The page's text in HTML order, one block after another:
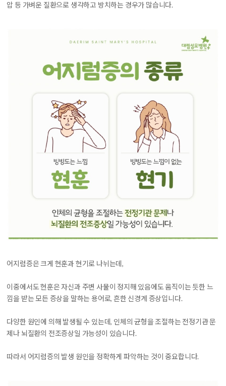
압 등 가벼운 질환으로 생각하고 방치하는 경우가 많습니다.
어지럼증은 크게 현훈과 현기로 나뉘는데,
이중에서도현훈은 자신과 주변 사물이 정지해 있음에도 움직이는 듯한 느
낌을 받는 모든 증상을 말하는 용어로, 흔한 신경계 증상입니다.
다양한 원인에 의해 발생될 수 있는데, 인체의 균형을 조절하는 전정기관 문
제나 뇌질환의 전조증상일 가능성이 있습니다.
따라서 어지럼증의 발생 원인을 정확하게 파악하는 것이 중요합니다.